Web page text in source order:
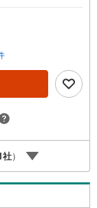
ップいたしま
ート/【プロ目線
め多数の金融機
ンや今注目の低
を持たせるための
トワーク軽い安心
・夜間の現地案
ン相談だけ』でも
な営業は一切行
わせた快適な住ま
気軽にお問い合わ
社）